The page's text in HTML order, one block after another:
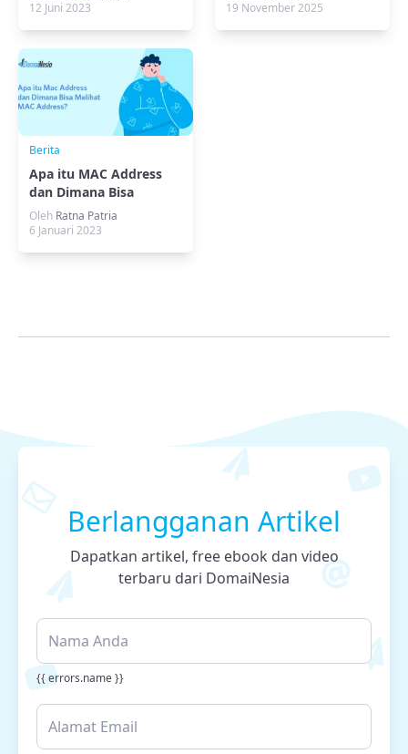
12 Juni 2023
19 November 2025
Berita
Apa itu MAC Address
dan Dimana Bisa
Melihat MAC Address?
Oleh Ratna Patria
6 Januari 2023
Berlangganan Artikel
Dapatkan artikel, free ebook dan video
terbaru dari DomaiNesia
{{ errors.name }}